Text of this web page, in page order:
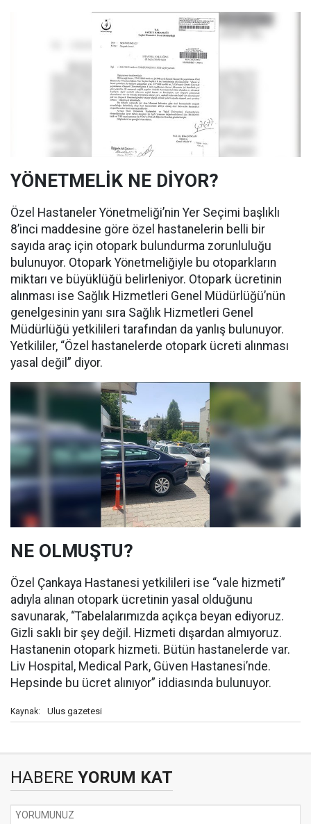
YÖNETMELİK NE DİYOR?
Özel Hastaneler Yönetmeliği’nin Yer Seçimi başlıklı
8’inci maddesine göre özel hastanelerin belli bir
sayıda araç için otopark bulundurma zorunluluğu
bulunuyor. Otopark Yönetmeliğiyle bu otoparkların
miktarı ve büyüklüğü belirleniyor. Otopark ücretinin
alınması ise Sağlık Hizmetleri Genel Müdürlüğü’nün
genelgesinin yanı sıra Sağlık Hizmetleri Genel
Müdürlüğü yetkilileri tarafından da yanlış bulunuyor.
Yetkililer, “Özel hastanelerde otopark ücreti alınması
yasal değil” diyor.
NE OLMUŞTU?
Özel Çankaya Hastanesi yetkilileri ise “vale hizmeti”
adıyla alınan otopark ücretinin yasal olduğunu
savunarak, “Tabelalarımızda açıkça beyan ediyoruz.
Gizli saklı bir şey değil. Hizmeti dışardan almıyoruz.
Hastanenin otopark hizmeti. Bütün hastanelerde var.
Liv Hospital, Medical Park, Güven Hastanesi’nde.
Hepsinde bu ücret alınıyor” iddiasında bulunuyor.
Kaynak: Ulus gazetesi
HABERE YORUM KAT